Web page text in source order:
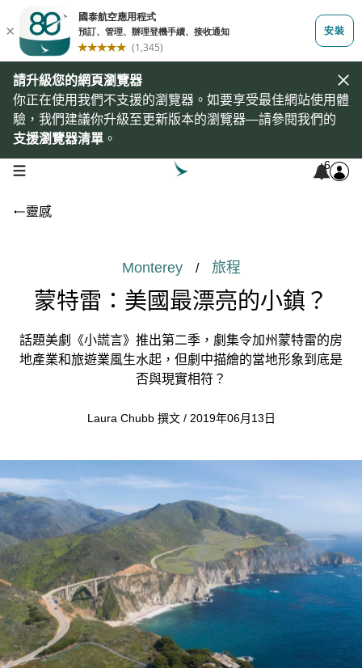
請升級您的網頁瀏覽器
你正在使用我們不支援的瀏覽器。如要享受最佳網站使用體
驗，我們建議你升級至更新版本的瀏覽器—請參閱我們的
支援瀏覽器清單 。
open navigation menu 6
靈感
Monterey / 旅程
蒙特雷：美國最漂亮的小鎮？
話題美劇《小謊言》推出第二季，劇集令加州蒙特雷的房
地產業和旅遊業風生水起，但劇中描繪的當地形象到底是
否與現實相符？
Laura Chubb 撰文 / 2019年06月13日